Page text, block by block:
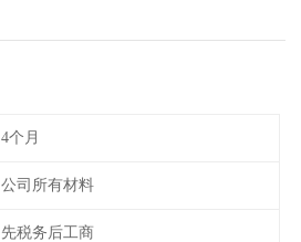
4个月
公司所有材料
先税务后工商